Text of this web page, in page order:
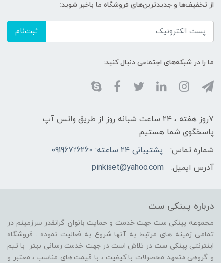
از تخفیف‌ها و جدیدترین‌های فروشگاه ما باخبر شوید:
ثبت‌نام
ما را در شبکه‌های اجتماعی دنبال کنید:
7روز هفته ، ۲۴ ساعت شبانه‌ روز از طریق واتس آپ
پاسخگوی شما هستیم
شماره تماس:
پشتیبانی ۲۴ ساعته: 09196726260
آدرس ایمیل:
pinkiset@yahoo.com
درباره پینکی ست
مجموعه پینکی ست جهت خدمت و حمایت بانوان گرانقدر سرزمینم در
تمامی زمینه های مرتبط به آنها شروع به فعالیت نموده . فروشگاه
اینترنتی پینکی ست در تلاش است در جهت خدمت رسانی بهتر با تیم
و گروهی متعهد محصولات با کیفیت ، با قیمت های مناسب ، معتبر و